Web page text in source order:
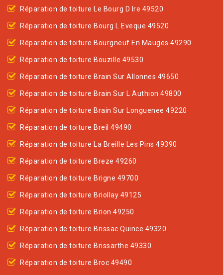
Réparation de toiture Le Bourg D Ire 49520
Réparation de toiture Bourg L Eveque 49520
Réparation de toiture Bourgneuf En Mauges 49290
Réparation de toiture Bouzille 49530
Réparation de toiture Brain Sur Allonnes 49650
Réparation de toiture Brain Sur L Authion 49800
Réparation de toiture Brain Sur Longuenee 49220
Réparation de toiture Breil 49490
Réparation de toiture La Breille Les Pins 49390
Réparation de toiture Breze 49260
Réparation de toiture Brigne 49700
Réparation de toiture Briollay 49125
Réparation de toiture Brion 49250
Réparation de toiture Brissac Quince 49320
Réparation de toiture Brissarthe 49330
Réparation de toiture Broc 49490